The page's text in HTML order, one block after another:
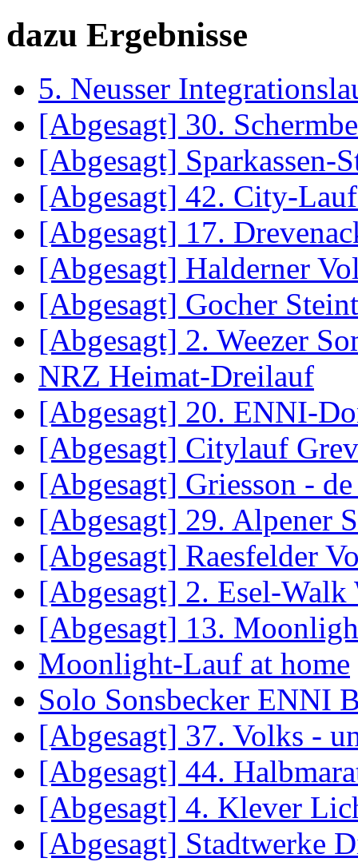
dazu Ergebnisse
5. Neusser
[Abgesagt] 30.
[Abgesagt] Sparkassen-
[Abgesagt] 42. City-
[Abgesagt] 17.
[Abgesagt] Halderner
[Abgesagt] Gocher
[Abgesagt] 2. Weezer
NRZ Heimat-Dreilauf
[Abgesagt] 20. ENNI-
[Abgesagt] Citylauf
[Abgesagt] Griesson -
[Abgesagt] 29. Alpener
[Abgesagt] Raesfelder
[Abgesagt] 2. Esel-Walk
[Abgesagt] 13.
Moonlight-Lauf at home
Solo Sonsbecker ENNI
[Abgesagt] 37. Volks -
[Abgesagt] 44.
[Abgesagt] 4. Klever
[Abgesagt] Stadtwerke